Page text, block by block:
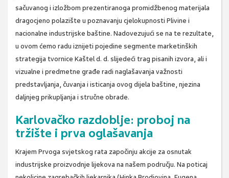
sačuvanog i izložbom prezentiranoga promidžbenog materijala
dragocjeno polazište u poznavanju cjelokupnosti Plivine i
nacionalne industrijske baštine. Nadovezujući se na te rezultate,
u ovom ćemo radu iznijeti pojedine segmente marketinških
strategija tvornice Kaštel d. d. slijedeći trag pisanih izvora, ali i
vizualne i predmetne građe radi naglašavanja važnosti
predstavljanja, čuvanja i isticanja ovog dijela baštine, njezina
daljnjeg prikupljanja i stručne obrade.
Karlovačko razdoblje: proboj na
tržište i prva oglašavanja
Krajem Prvoga svjetskog rata započinju akcije za osnutak
industrijske proizvodnje lijekova na našem području. Na poticaj